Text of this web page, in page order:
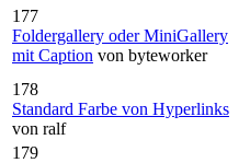
177
Foldergallery oder MiniGallery
mit Caption von byteworker
178
Standard Farbe von Hyperlinks
von ralf
179